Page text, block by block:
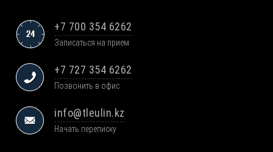
+7 700 354 6262
Записаться на прием
+7 727 354 6262
Позвонить в офис
info@tleulin.kz
Начать переписку